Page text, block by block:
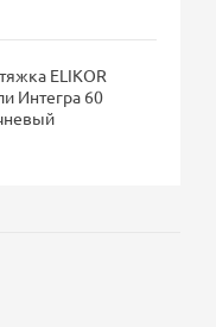
ELIKOR
Интегра 60